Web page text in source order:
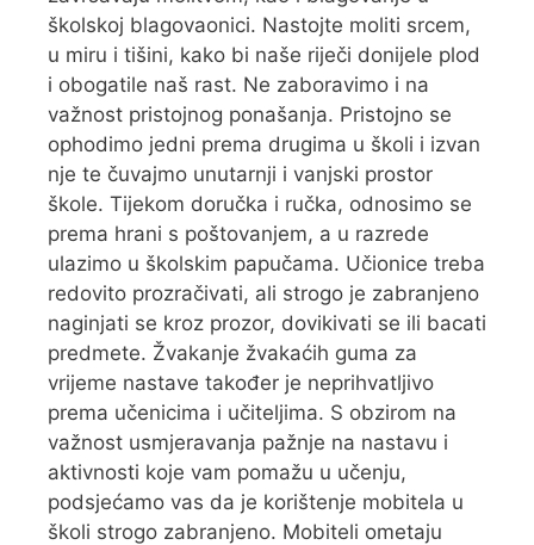
školskoj blagovaonici. Nastojte moliti srcem,
u miru i tišini, kako bi naše riječi donijele plod
i obogatile naš rast. Ne zaboravimo i na
važnost pristojnog ponašanja. Pristojno se
ophodimo jedni prema drugima u školi i izvan
nje te čuvajmo unutarnji i vanjski prostor
škole. Tijekom doručka i ručka, odnosimo se
prema hrani s poštovanjem, a u razrede
ulazimo u školskim papučama. Učionice treba
redovito prozračivati, ali strogo je zabranjeno
naginjati se kroz prozor, dovikivati se ili bacati
predmete. Žvakanje žvakaćih guma za
vrijeme nastave također je neprihvatljivo
prema učenicima i učiteljima. S obzirom na
važnost usmjeravanja pažnje na nastavu i
aktivnosti koje vam pomažu u učenju,
podsjećamo vas da je korištenje mobitela u
školi strogo zabranjeno. Mobiteli ometaju